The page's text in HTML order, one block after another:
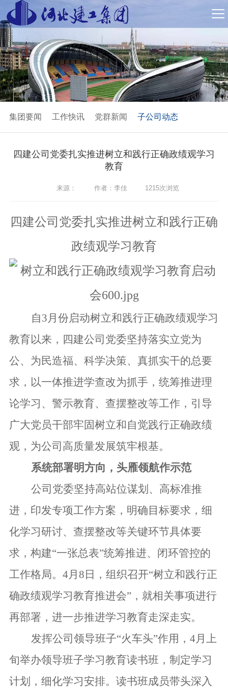
集团要闻 工作快讯 党群新闻 子公司动态
四建公司党委扎实推进树立和践行正确政绩观学习
教育
来源： 作者：李佳 1215次浏览
四建公司党委扎实推进树立和践行正确
政绩观学习教育
自3月份启动树立和践行正确政绩观学习
教育以来，四建公司党委坚持落实立党为
公、为民造福、科学决策、真抓实干的总要
求，以一体推进学查改为抓手 ， 统筹推进理
论学习 、 警示教育、查摆整改等工作， 引导
广大党员干部牢固树立和自觉践行正确政绩
观， 为公司高质量发展筑牢根基。
系统部署明方向 ， 头雁领航作示范
公司党委坚持高站位谋划、高标准推
进 ，印发专项工作方案，明确 目标要求，细
化学习研讨、查摆整改等关键环节具体要
求， 构建“一张总表”统筹推进、闭环管控的
工作格局。 4月8日，组织召开“树立和践行正
确政绩观学习教育推进会”，就相关事项进行
再部署，进一步推进学习教育走深走实。
发挥公司 领导班子“火车头”作用，4月上
旬举办领导班子学习教育读书班，制定学习
计划，细化学习安排。读书班成员带头深入